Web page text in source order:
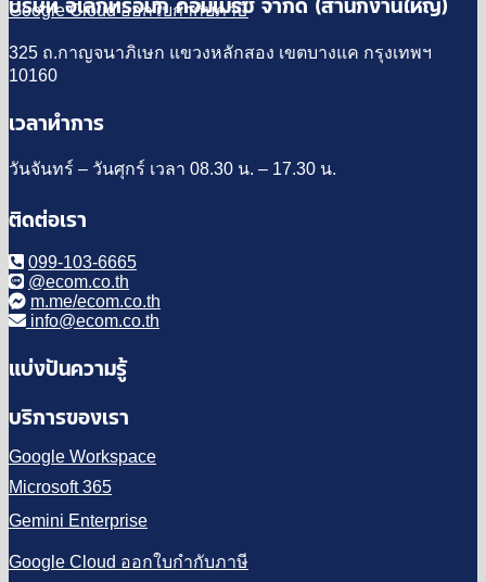
Google Cloud ออกใบกำกับภาษี
325 ถ.กาญจนาภิเษก แขวงหลักสอง เขตบางแค กรุงเทพฯ
10160
เวลาทำการ
วันจันทร์ – วันศุกร์ เวลา 08.30 น. – 17.30 น.
ติดต่อเรา
099-103-6665
@ecom.co.th
m.me/ecom.co.th
info@ecom.co.th
แบ่งปันความรู้
บริการของเรา
Google Workspace
Microsoft 365
Gemini Enterprise
Google Cloud ออกใบกำกับภาษี